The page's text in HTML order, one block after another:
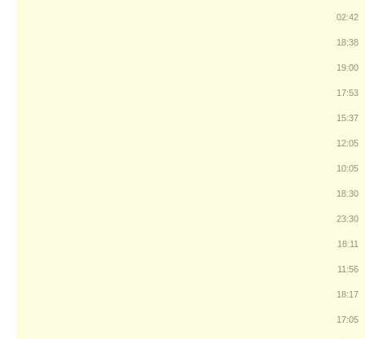
02:42
18:38
19:00
17:53
15:37
12:05
10:05
18:30
23:30
18:11
11:56
18:17
17:05